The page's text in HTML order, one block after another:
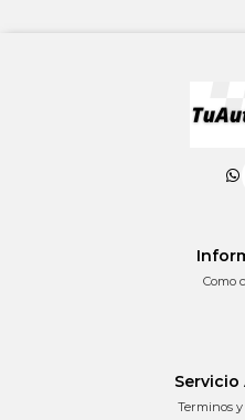
Como
Servicio
Terminos